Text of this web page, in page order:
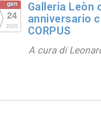
gen
24
2026
Galleria Leòn
anniversario
CORPUS
A cura di